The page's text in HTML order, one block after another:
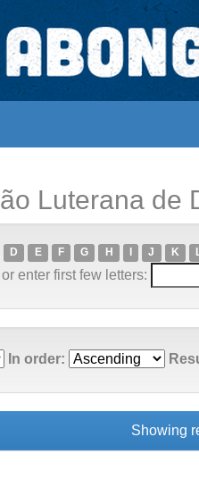
Luterana de
D E F G H J K
or enter first few letters:
In order:
Showing